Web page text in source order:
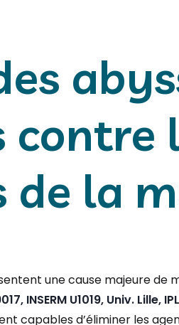
contre
la
une cause majeure de
INSERM U1019, Univ. Lille,
capables d’éliminer les